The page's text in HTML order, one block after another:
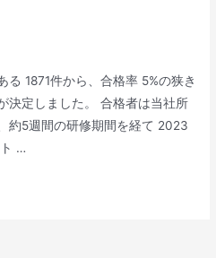
1871件から、合格率 5%の狭き
決定しました。 合格者は当社所
約5週間の研修期間を経て 2023
…